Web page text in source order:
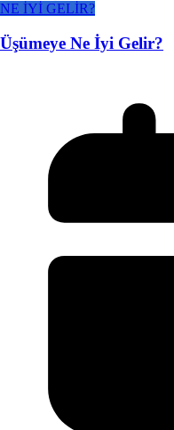
NE İYİ GELİR?
Üşümeye Ne İyi Gelir?